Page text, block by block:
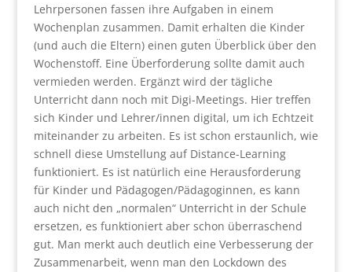
Lehrpersonen fassen ihre Aufgaben in einem
Wochenplan zusammen. Damit erhalten die Kinder
(und auch die Eltern) einen guten Überblick über den
Wochenstoff. Eine Überforderung sollte damit auch
vermieden werden. Ergänzt wird der tägliche
Unterricht dann noch mit Digi-Meetings. Hier treffen
sich Kinder und Lehrer/innen digital, um ich Echtzeit
miteinander zu arbeiten. Es ist schon erstaunlich, wie
schnell diese Umstellung auf Distance-Learning
funktioniert. Es ist natürlich eine Herausforderung
für Kinder und Pädagogen/Pädagoginnen, es kann
auch nicht den „normalen“ Unterricht in der Schule
ersetzen, es funktioniert aber schon überraschend
gut. Man merkt auch deutlich eine Verbesserung der
Zusammenarbeit, wenn man den Lockdown des